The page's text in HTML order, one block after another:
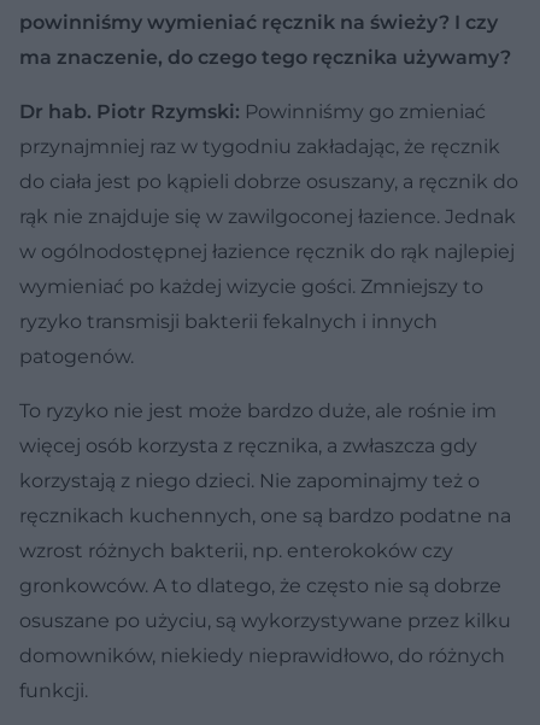
powinniśmy wymieniać ręcznik na świeży? I czy
ma znaczenie, do czego tego ręcznika używamy?
Dr hab. Piotr Rzymski: Powinniśmy go zmieniać
przynajmniej raz w tygodniu zakładając, że ręcznik
do ciała jest po kąpieli dobrze osuszany, a ręcznik do
rąk nie znajduje się w zawilgoconej łazience. Jednak
w ogólnodostępnej łazience ręcznik do rąk najlepiej
wymieniać po każdej wizycie gości. Zmniejszy to
ryzyko transmisji bakterii fekalnych i innych
patogenów.
To ryzyko nie jest może bardzo duże, ale rośnie im
więcej osób korzysta z ręcznika, a zwłaszcza gdy
korzystają z niego dzieci. Nie zapominajmy też o
ręcznikach kuchennych, one są bardzo podatne na
wzrost różnych bakterii, np. enterokoków czy
gronkowców. A to dlatego, że często nie są dobrze
osuszane po użyciu, są wykorzystywane przez kilku
domowników, niekiedy nieprawidłowo, do różnych
funkcji.